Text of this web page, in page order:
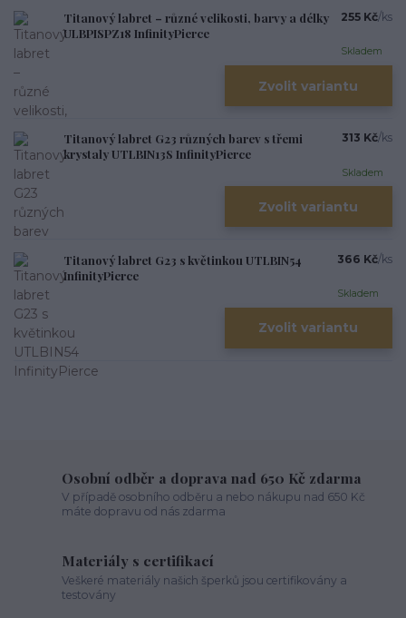
Titanový labret – různé velikosti, barvy a délky
ULBPISPZ18 InfinityPierce
255 Kč/ks
Skladem
Zvolit variantu
Titanový labret G23 různých barev s třemi
krystaly UTLBIN13S InfinityPierce
313 Kč/ks
Skladem
Zvolit variantu
Titanový labret G23 s květinkou UTLBIN54
InfinityPierce
366 Kč/ks
Skladem
Zvolit variantu
Osobní odběr a doprava nad 650 Kč zdarma
V případě osobního odběru a nebo nákupu nad 650 Kč
máte dopravu od nás zdarma
Materiály s certifikací
Veškeré materiály našich šperků jsou certifikovány a
testovány